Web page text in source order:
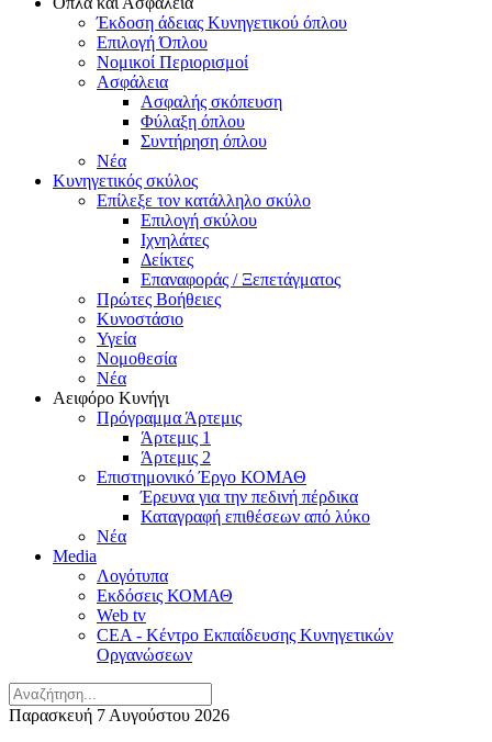
Έκδοση άδειας Κυνηγετικού όπλου
Επιλογή Όπλου
Νομικοί Περιορισμοί
Ασφάλεια
Ασφαλής σκόπευση
Φύλαξη όπλου
Συντήρηση όπλου
Νέα
Κυνηγετικός σκύλος
Επίλεξε τον κατάλληλο σκύλο
Επιλογή σκύλου
Ιχνηλάτες
Δείκτες
Επαναφοράς / Ξεπετάγματος
Πρώτες Βοήθειες
Κυνοστάσιο
Υγεία
Νομοθεσία
Νέα
Αειφόρο Κυνήγι
Πρόγραμμα Άρτεμις
Άρτεμις 1
Άρτεμις 2
Επιστημονικό Έργο ΚΟΜΑΘ
Έρευνα για την πεδινή πέρδικα
Καταγραφή επιθέσεων από λύκο
Νέα
Media
Λογότυπα
Εκδόσεις ΚΟΜΑΘ
Web tv
CEA - Κέντρο Εκπαίδευσης Κυνηγετικών
Οργανώσεων
Παρασκευή 7 Αυγούστου 2026